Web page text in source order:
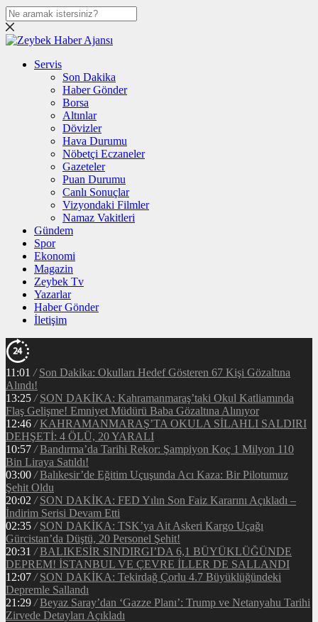
Servis
Son Dakika
Haber Gönder
Borsa
Altınlar
Dövizler
Hava Durumu
Nöbetçi Eczaneler
Gazeteler
Puan Durumu
Canlı Sonuçlar
Vizyondaki Filmler
Namaz Vakitleri
Gündem
Spor
Ekonomi
Magazin
Zeybek Tv
Yazarlar
Haber Gönder
İletişim
11:01 / Son Dakika: Okulları Hedef Gösteren 67 Kişi Gözaltına
Alındı!
13:25 / SON DAKİKA: Kahramanmaraş’taki Okul Katliamında
Flaş Gelişme! Emniyet Müdürü Baba Gözaltına Alınıyor
12:46 / KAHRAMANMARAŞ’TA OKULA SİLAHLI SALDIRI
DEHŞETİ: 4 ÖLÜ, 20 YARALI
10:57 / Bandırma’da Tarihi Rekor: Şampiyon Koç 1 Milyon 110
Bin Liraya Satıldı!
03:00 / Balıkesir’de Eğitim Uçuşunda Acı Kaza: Bir Pilotumuz
Şehit Oldu
20:02 / SON DAKİKA: FED Yılın Son Faiz Kararını Açıkladı –
İndirim Serisi Devam Etti
02:35 / SON DAKİKA: TSK’ya Ait Askeri Kargo Uçağı
Gürcistan’da Düştü, 20 Personel Şehit!
20:31 / BALIKESİR SINDIRGI’DA 6,1 BÜYÜKLÜĞÜNDE
DEPREM! İSTANBUL VE ÇEVRE İLLER DE SALLANDI
12:07 / SON DAKİKA: Tekirdağ Çorlu 4.7 Büyüklüğündeki
Depremle Sallandı
21:29 / Beyaz Saray’dan ‘Gazze Planı’: Trump ve Netanyahu Tarihi
Zirvede Detayları Açıkladı